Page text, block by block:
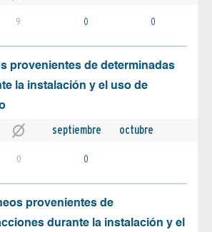
9 0 0
provenientes de determinadas
la instalación y el uso de
septiembre octubre
0 0
provenientes de
durante la instalación y el